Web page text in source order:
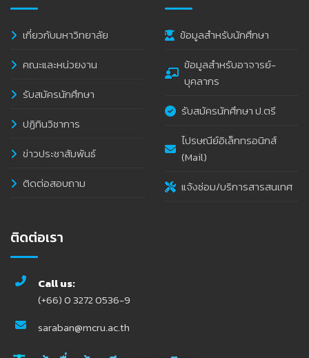
เกี่ยวกับมหาวิทยาลัย
คณะและหน่วยงาน
รับสมัครนักศึกษา
ปฏิทินวิชาการ
ข่าวประชาสัมพันธ์
ติดต่อสอบถาม
ข้อมูลสำหรับนักศึกษา
ข้อมูลสำหรับอาจารย์-
บุคลากร
รับสมัครนักศึกษา ป.ตรี
ไปรษณีย์อิเล็กทรอนิกส์
(Mail)
แจ้งซ่อม/บริการสารสนเทศ
ติดต่อเรา
Call us:
(+66) 0 3272 0536-9
saraban@mcru.ac.th